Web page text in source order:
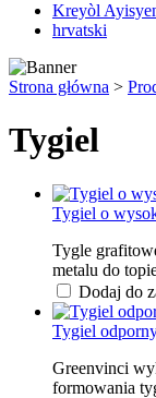
Kreyòl
hrvatski
Strona główna >
Tygiel
Tygiel o
Tygle
metalu do
Dodaj do
Tygiel
Greenvinci
formowania